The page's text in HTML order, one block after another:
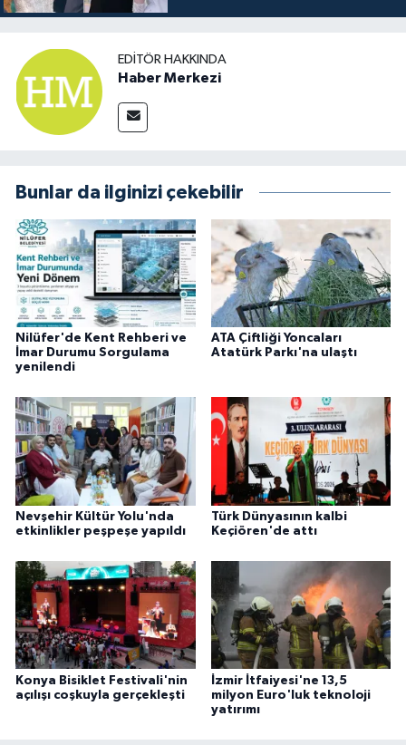
EDITÖR HAKKINDA
Haber Merkezi
Bunlar da ilginizi çekebilir
Nilüfer'de Kent Rehberi ve
İmar Durumu Sorgulama
yenilendi
ATA Çiftliği Yoncaları
Atatürk Parkı'na ulaştı
Nevşehir Kültür Yolu'nda
etkinlikler peşpeşe yapıldı
Türk Dünyasının kalbi
Keçiören'de attı
Konya Bisiklet Festivali'nin
açılışı coşkuyla gerçekleşti
İzmir İtfaiyesi'ne 13,5
milyon Euro'luk teknoloji
yatırımı